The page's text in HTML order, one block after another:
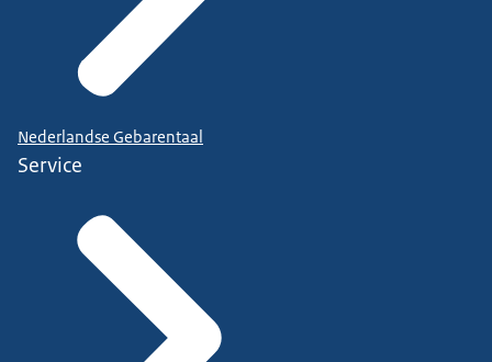
Nederlandse Gebarentaal
Service